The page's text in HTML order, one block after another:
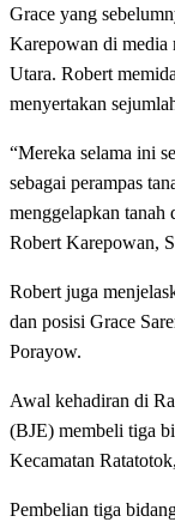
Grace yang
Karepowan di media
Utara. Robert
menyertakan
“Mereka selama ini
sebagai perampas
menggelapkan tanah
Robert Karepowan,
Robert juga
dan posisi Grace
Porayow.
Awal kehadiran di
(BJE) membeli tiga
Kecamatan
Pembelian tiga